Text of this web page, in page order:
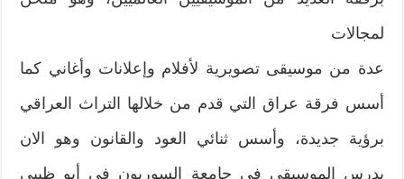
لمجالات
عدة من موسيقى تصويرية لأفلام وإعلانات وأغاني كما
أسس فرقة عراق التي قدم من خلالها التراث العراقي
برؤية جديدة، وأسس ثنائي العود والقانون وهو الان
يدرس الموسيقى في جامعة السوربون في أبو ظبيي